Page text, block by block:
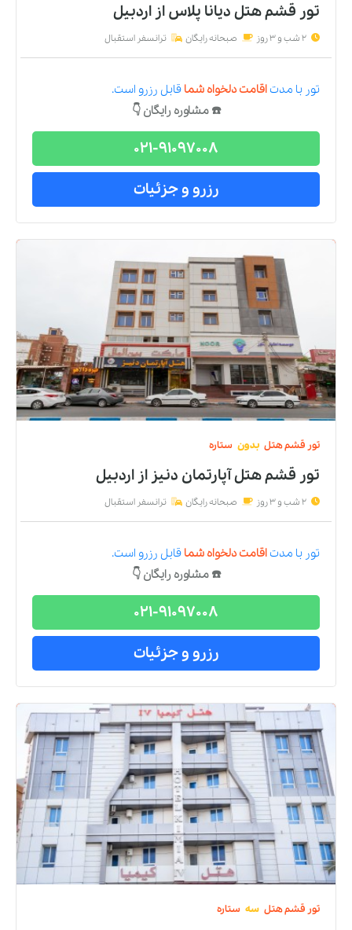
تور قشم هتل دیانا پلاساز اردبیل
2 شب و 3 روز صبحانه رایگان ترانسفر استقبال
تور با مدتاقامت دلخواه شما قابل رزرو است.
☎️ مشاوره رایگان 👇
021-91097008
رزرو و جزئیات
تور قشمهتل بدون ستاره
تور قشم هتل آپارتمان دنیز از اردبیل
2 شب و 3 روز صبحانه رایگان ترانسفر استقبال
تور با مدتاقامت دلخواه شما قابل رزرو است.
☎️ مشاوره رایگان 👇
021-91097008
رزرو و جزئیات
تور قشمهتل سه ستاره